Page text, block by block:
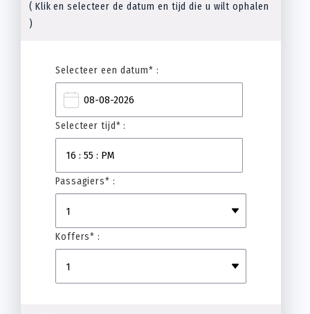
( Klik en selecteer de datum en tijd die u wilt ophalen
)
Selecteer een datum* :
Selecteer tijd* :
Passagiers* :
Koffers* :